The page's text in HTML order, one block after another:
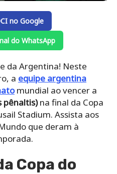
no Google
do WhatsApp
da Argentina! Neste
a equipe argentina
mundial ao vencer a
pênaltis)na final da Copa
Stadium. Assista aos
que deram à
Copa do